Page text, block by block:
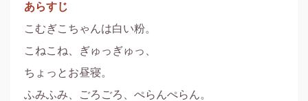
あらすじ
こむぎこちゃんは白い粉。
こねこね、ぎゅっぎゅっ、
ちょっとお昼寝。
ふみふみ、ごろごろ、ぺらんぺらん。